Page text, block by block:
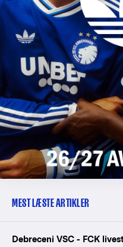
MEST LÆSTE ARTIKLER
Debreceni VSC - FCK